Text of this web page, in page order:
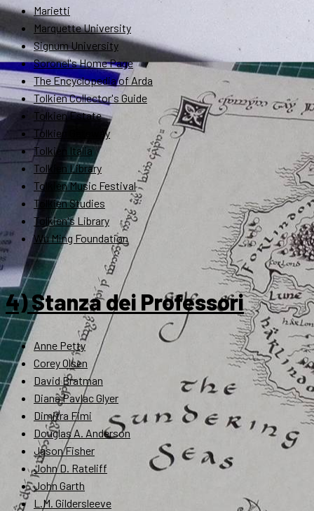
Marietti
Marquette University
Signum University
Soronel's Home Page
The Encyclopedia of Arda
Tolkien Collector's Guide
Tolkien Estate
Tolkien Gateway
Tolkien Italia
Tolkien Library
Tolkien Music Festival
Tolkien Studies
Tolkien's Library
Wu Ming Foundation
4) Stanza dei Professori
Anne Petty
Corey Olsen
David Bratman
Diana Pavlac Glyer
Dimitra Fimi
Douglas A. Anderson
Jason Fisher
John D. Rateliff
John Garth
L.M. Gildersleeve